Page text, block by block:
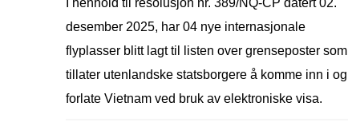
I henhold til resolusjon nr. 389/NQ-CP datert 02.
desember 2025, har 04 nye internasjonale
flyplasser blitt lagt til listen over grenseposter som
tillater utenlandske statsborgere å komme inn i og
forlate Vietnam ved bruk av elektroniske visa.